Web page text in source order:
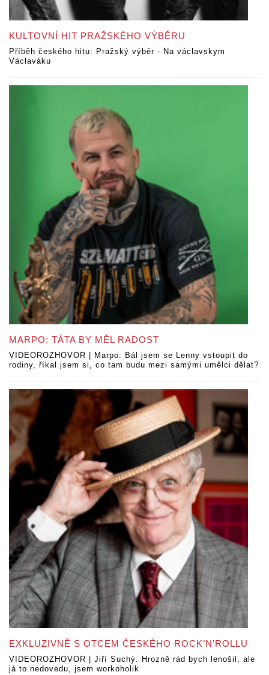
KULTOVNÍ HIT PRAŽSKÉHO VÝBĚRU
Příběh českého hitu: Pražský výběr - Na václavskym
Václaváku
MARPO: TÁTA BY MĚL RADOST
VIDEOROZHOVOR | Marpo: Bál jsem se Lenny vstoupit do
rodiny, říkal jsem si, co tam budu mezi samými umělci dělat?
EXKLUZIVNĚ S OTCEM ČESKÉHO ROCK’N’ROLLU
VIDEOROZHOVOR | Jiří Suchý: Hrozně rád bych lenošil, ale
já to nedovedu, jsem workoholik